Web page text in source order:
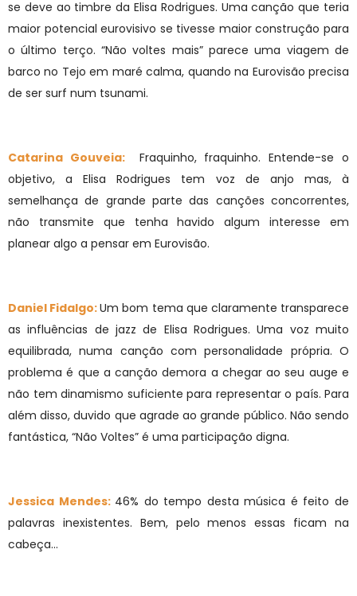
se deve ao timbre da Elisa Rodrigues. Uma canção que teria
maior potencial eurovisivo se tivesse maior construção para
o último terço. “Não voltes mais” parece uma viagem de
barco no Tejo em maré calma, quando na Eurovisão precisa
de ser surf num tsunami.
Catarina Gouveia: Fraquinho, fraquinho. Entende-se o
objetivo, a Elisa Rodrigues tem voz de anjo mas, à
semelhança de grande parte das canções concorrentes,
não transmite que tenha havido algum interesse em
planear algo a pensar em Eurovisão.
Daniel Fidalgo:Um bom tema que claramente transparece
as influências de jazz de Elisa Rodrigues. Uma voz muito
equilibrada, numa canção com personalidade própria. O
problema é que a canção demora a chegar ao seu auge e
não tem dinamismo suficiente para representar o país. Para
além disso, duvido que agrade ao grande público. Não sendo
fantástica, “Não Voltes” é uma participação digna.
Jessica Mendes: 46% do tempo desta música é feito de
palavras inexistentes. Bem, pelo menos essas ficam na
cabeça...